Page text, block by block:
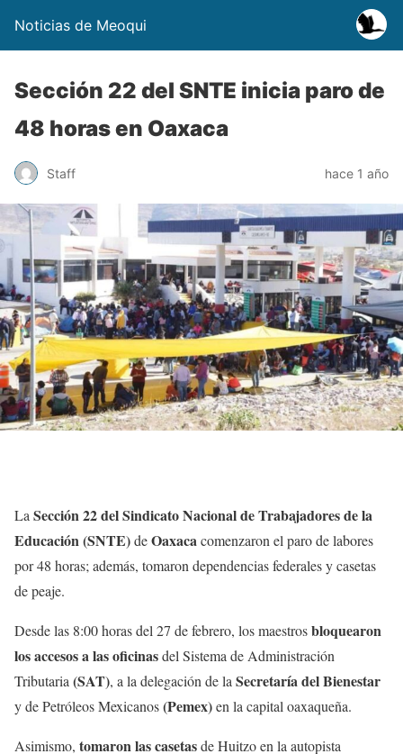
Noticias de Meoqui
Sección 22 del SNTE inicia paro de
48 horas en Oaxaca
Staff hace 1 año
La Sección 22 del Sindicato Nacional de Trabajadores de la
Educación (SNTE)deOaxacacomenzaron el paro de labores
por 48 horas; además, tomaron dependencias federales y casetas
de peaje.
Desde las 8:00 horas del 27 de febrero, los maestrosbloquearon
los accesos a las oficinasdel Sistema de Administración
Tributaria (SAT), a la delegación de la Secretaría del Bienestar
y de Petróleos Mexicanos(Pemex)en la capital oaxaqueña.
Asimismo, tomaron las casetasde Huitzo en la autopista